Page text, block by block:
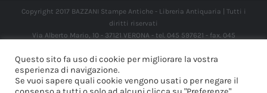
Copyright 2017 BAZZANI Stampe Antiche - Libreria Antiquaria | Tutti i
diritti riservati
Via Alberto Mario, 10 - 37121 VERONA - tel. 045 597621 - fax. 045
IT03989970235
Questo sito fa uso di cookie per migliorare la vostra
esperienza di navigazione.
Se vuoi sapere quali cookie vengono usati o per negare il